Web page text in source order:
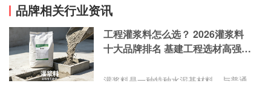
品牌相关行业资讯
工程灌浆料怎么选？ 2026灌浆料
十大品牌排名 基建工程选材高强灌
灌浆料是一种特种水泥基材料，与普通